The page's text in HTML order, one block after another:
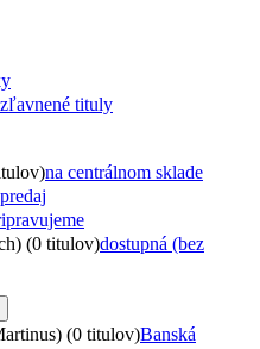
zľavnené tituly
na centrálnom sklade
(0 titulov)dostupná (bez
(0 titulov)Banská